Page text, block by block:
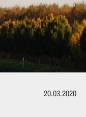
20.03.2020